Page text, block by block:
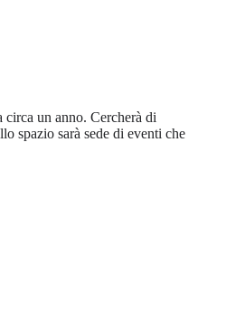
circa un anno. Cercherà di
spazio sarà sede di eventi che